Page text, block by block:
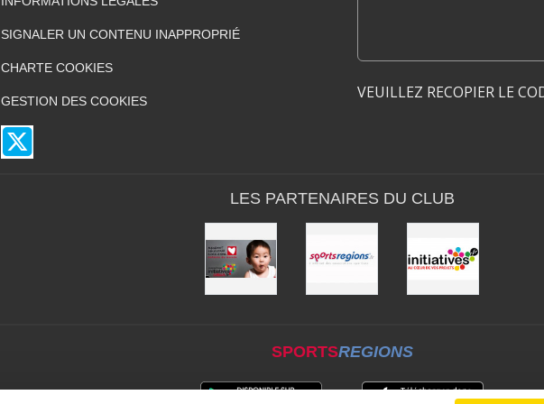
SIGNALER UN CONTENU INAPPROPRIÉ
CHARTE COOKIES
GESTION DES COOKIES VEUILLEZ RECOPIER LE
LES PARTENAIRES DU CLUB
SPORTSREGIONS